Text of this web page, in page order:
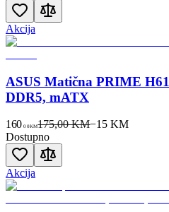
Akcija
ASUS Matična PRIME
DDR5, mATX
160 00KM175,00 KM−15 KM
Dostupno
Akcija